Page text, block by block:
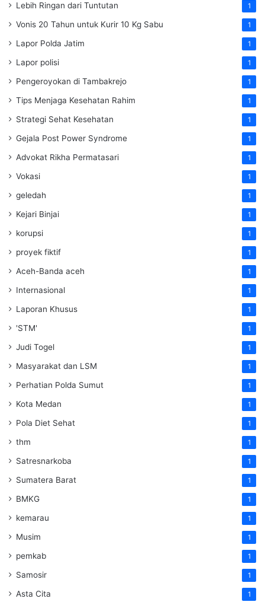
Lebih Ringan dari Tuntutan 1
Vonis 20 Tahun untuk Kurir 10 Kg Sabu 1
Lapor Polda Jatim 1
Lapor polisi 1
Pengeroyokan di Tambakrejo 1
Tips Menjaga Kesehatan Rahim 1
Strategi Sehat Kesehatan 1
Gejala Post Power Syndrome 1
Advokat Rikha Permatasari 1
Vokasi 1
geledah 1
Kejari Binjai 1
korupsi 1
proyek fiktif 1
Aceh-Banda aceh 1
Internasional 1
Laporan Khusus 1
'STM' 1
Judi Togel 1
Masyarakat dan LSM 1
Perhatian Polda Sumut 1
Kota Medan 1
Pola Diet Sehat 1
thm 1
Satresnarkoba 1
Sumatera Barat 1
BMKG 1
kemarau 1
Musim 1
pemkab 1
Samosir 1
Asta Cita 1